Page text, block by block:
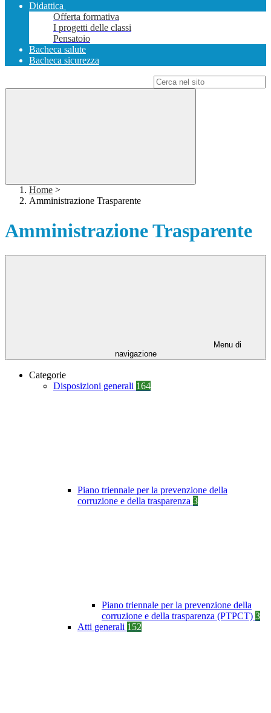
Didattica
Offerta formativa
I progetti delle classi
Pensatoio
Bacheca salute
Bacheca sicurezza
Home >
Amministrazione Trasparente
Amministrazione Trasparente
Menu di
navigazione
Categorie
Disposizioni generali 164
Piano triennale per la prevenzione della
corruzione e della trasparenza 3
Piano triennale per la prevenzione della
corruzione e della trasparenza (PTPCT) 3
Atti generali 152